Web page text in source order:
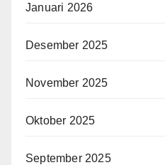
Januari 2026
Desember 2025
November 2025
Oktober 2025
September 2025